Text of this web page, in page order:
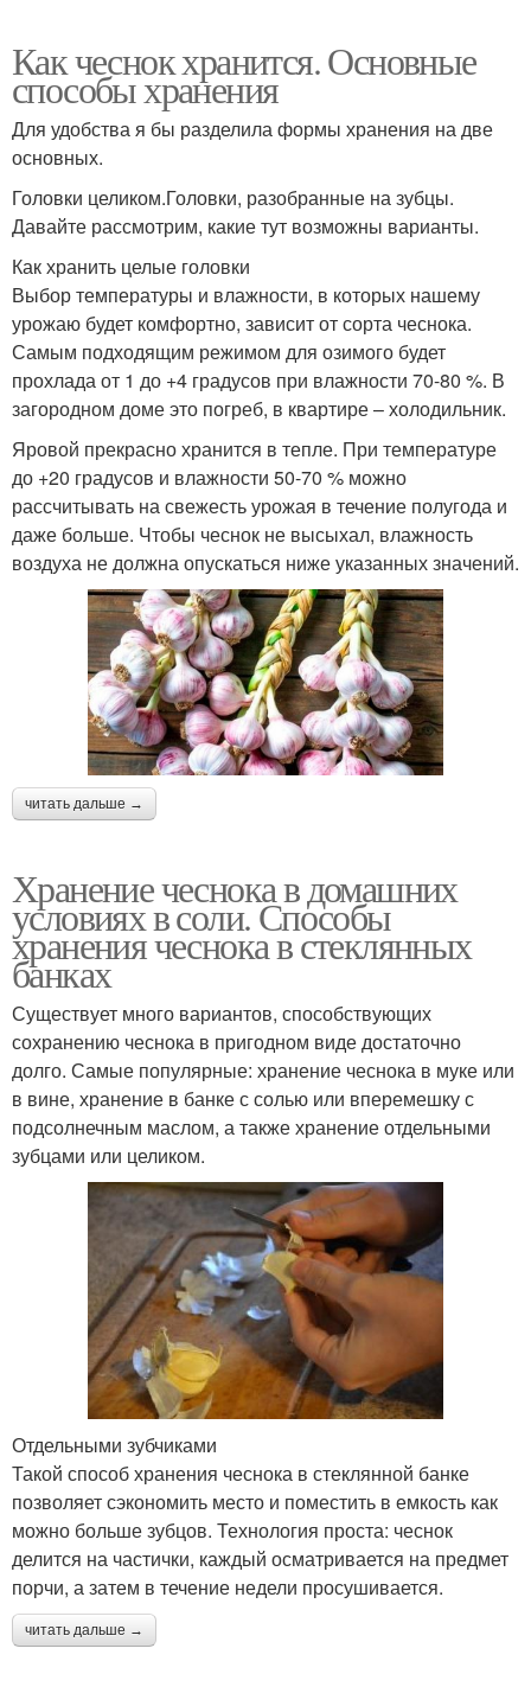
Как чеснок хранится. Основные
способы хранения
Для удобства я бы разделила формы хранения на две
основных.
Головки целиком.Головки, разобранные на зубцы.
Давайте рассмотрим, какие тут возможны варианты.
Как хранить целые головки
Выбор температуры и влажности, в которых нашему
урожаю будет комфортно, зависит от сорта чеснока.
Самым подходящим режимом для озимого будет
прохлада от 1 до +4 градусов при влажности 70-80 %. В
загородном доме это погреб, в квартире – холодильник.
Яровой прекрасно хранится в тепле. При температуре
до +20 градусов и влажности 50-70 % можно
рассчитывать на свежесть урожая в течение полугода и
даже больше. Чтобы чеснок не высыхал, влажность
воздуха не должна опускаться ниже указанных значений.
читать дальше →
Хранение чеснока в домашних
условиях в соли. Способы
хранения чеснока в стеклянных
банках
Существует много вариантов, способствующих
сохранению чеснока в пригодном виде достаточно
долго. Самые популярные: хранение чеснока в муке или
в вине, хранение в банке с солью или вперемешку с
подсолнечным маслом, а также хранение отдельными
зубцами или целиком.
Отдельными зубчиками
Такой способ хранения чеснока в стеклянной банке
позволяет сэкономить место и поместить в емкость как
можно больше зубцов. Технология проста: чеснок
делится на частички, каждый осматривается на предмет
порчи, а затем в течение недели просушивается.
читать дальше →